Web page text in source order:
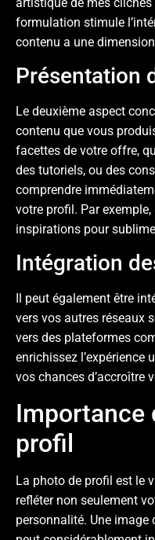
formulation stimule
contenu a une
Présentation
Le deuxième aspect
contenu que vous
facettes de votre offre,
des tutoriels, ou des
comprendre
votre profil. Par
inspirations pour
Intégration
Il peut également être
vers vos autres réseaux
vers des plateformes
enrichissez l’expérience
vos chances d’accroître
Importance
profil
La photo de profil est le
refléter non seulement
personnalité. Une